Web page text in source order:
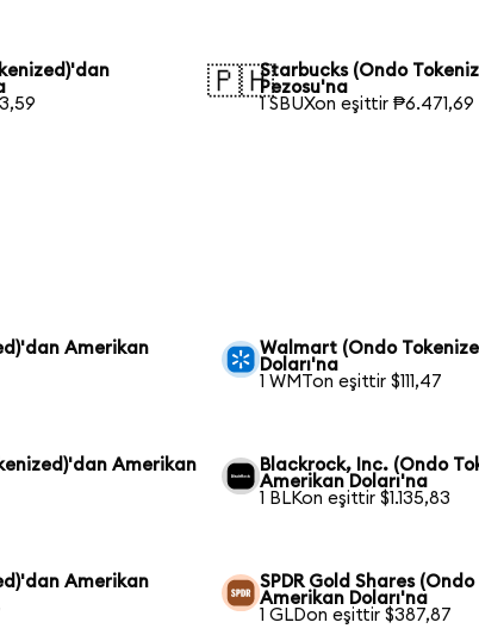
🇵🇭Starbucks (Ondo
Pezosu'na
1 SBUXon eşittir ₱6.471,69
Amerikan
Walmart (Ondo
Doları'na
1 WMTon eşittir $111,47
Amerikan
Blackrock, Inc. (Ondo
Amerikan Doları'na
1 BLKon eşittir $1.135,83
Amerikan
SPDR Gold Shares
Amerikan Doları'na
1 GLDon eşittir $387,87